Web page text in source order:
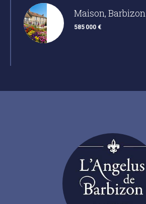
Maison, Barbizon
585 000 €